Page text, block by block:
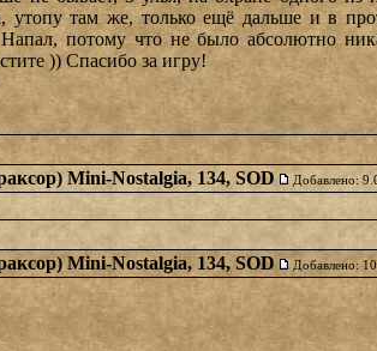
утопу там же, только ещё дальше и в
потому что не было абсолютно
)) Спасибо за игру!
Mini-Nostalgia, 134, SOD Добавлено:
Mini-Nostalgia, 134, SOD Добавлено: